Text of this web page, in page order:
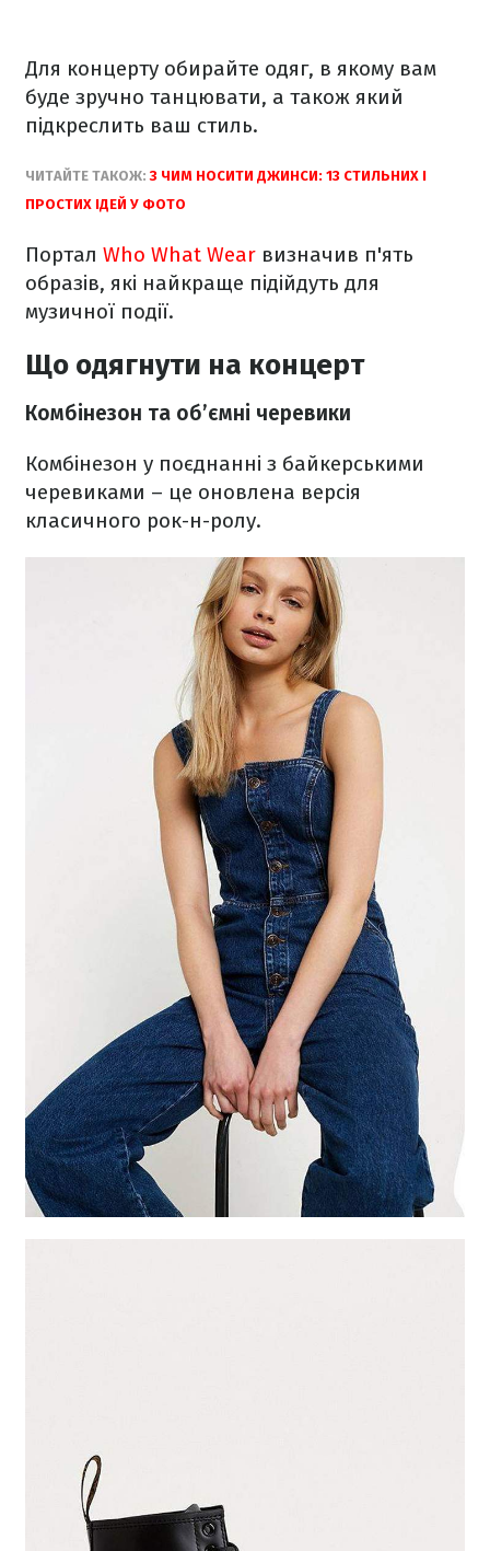
Для концерту обирайте одяг, в якому вам
буде зручно танцювати, а також який
підкреслить ваш стиль.
ЧИТАЙТЕ ТАКОЖ: З ЧИМ НОСИТИ ДЖИНСИ: 13 СТИЛЬНИХ І
ПРОСТИХ ІДЕЙ У ФОТО
Портал Who What Wear визначив п'ять
образів, які найкраще підійдуть для
музичної події.
Що одягнути на концерт
Комбінезон та об’ємні черевики
Комбінезон у поєднанні з байкерськими
черевиками – це оновлена версія
класичного рок-н-ролу.